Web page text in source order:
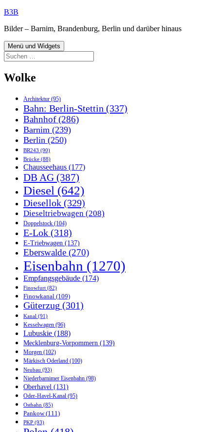
Zum
springen
B3B
Bilder – Barnim, Brandenburg, Berlin und darüber hinaus
Menü und Widgets
Suchen
nach:
Wolke
Architektur (95)
Bahn: Berlin-Stettin (337)
Bahnhof(286)
Barnim (239)
Berlin (250)
BR243 (90)
Brücke (88)
Chausseehaus (177)
DB AG (387)
Diesel (642)
Diesellok (329)
Dieseltriebwagen (208)
Doppelstock (104)
E-Lok (318)
E-Triebwagen (137)
Eberswalde (270)
Eisenbahn (1270)
Empfangsgebäude (174)
Finowfurt (82)
Finowkanal (109)
Güterzug (301)
Kanal (91)
Kesselwagen (96)
Lubuskie (188)
Mecklenburg-Vorpommern (139)
Morgen (102)
Märkisch Oderland (100)
Neubau (93)
Niederbarnimer Eisenbahn (98)
Oberhavel (131)
Oder-Havel-Kanal (95)
Ostbahn (85)
Pankow(111)
PKP (93)